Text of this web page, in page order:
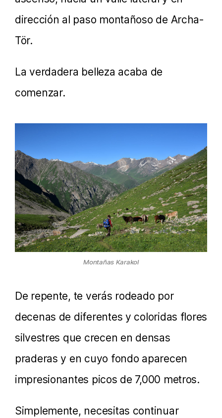
dirección al paso montañoso de Archa-
Tör.
La verdadera belleza acaba de
comenzar.
Montañas Karakol
De repente, te verás rodeado por
decenas de diferentes y coloridas flores
silvestres que crecen en densas
praderas y en cuyo fondo aparecen
impresionantes picos de 7,000 metros.
Simplemente, necesitas continuar